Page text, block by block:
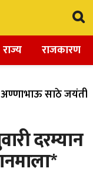
राज्य राजकारण
साठे जयंती
दरम्यान